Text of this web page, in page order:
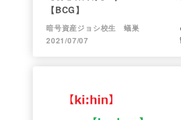
【BCG】
暗号資産ジョシ校生 蟻巣
2021/07/07